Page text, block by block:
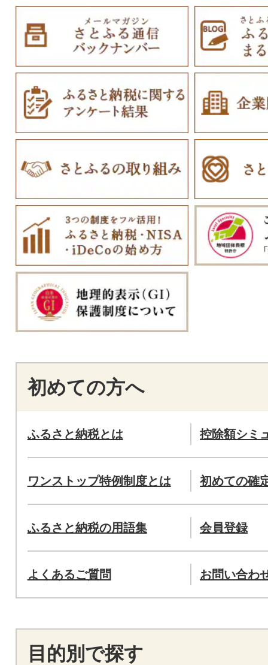
初めての方へ
ふるさと納税とは 控除額シミ
ワンストップ特例制度とは 初めての確
ふるさと納税の用語集 会員登録
よくあるご質問 お問い合わ
目的別で探す